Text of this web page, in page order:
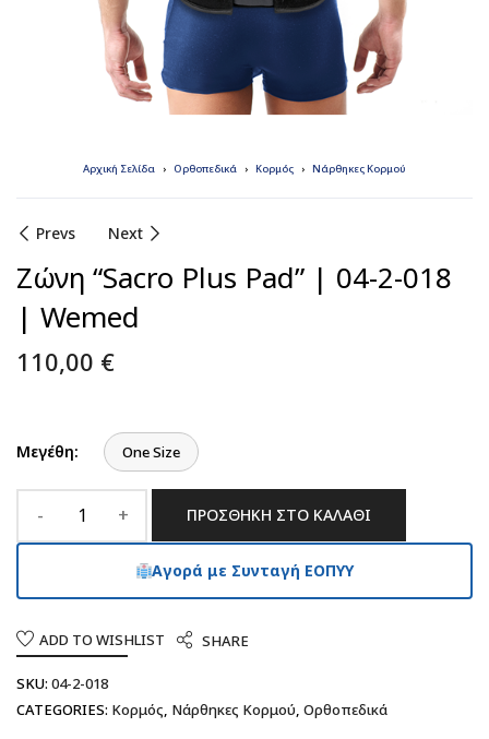
Αρχική Σελίδα Ορθοπεδικά Κορμός Νάρθηκες Κορμού
Prevs Next
Ζώνη “Sacro Plus Pad” | 04-2-018
| Wemed
110,00 €
Μεγέθη: One Size
ΠΡΟΣΘΉΚΗ ΣΤΟ ΚΑΛΆΘΙ
Αγορά με Συνταγή ΕΟΠΥΥ
ADD TO WISHLIST SHARE
SKU: 04-2-018
CATEGORIES: Κορμός Νάρθηκες Κορμού Ορθοπεδικά